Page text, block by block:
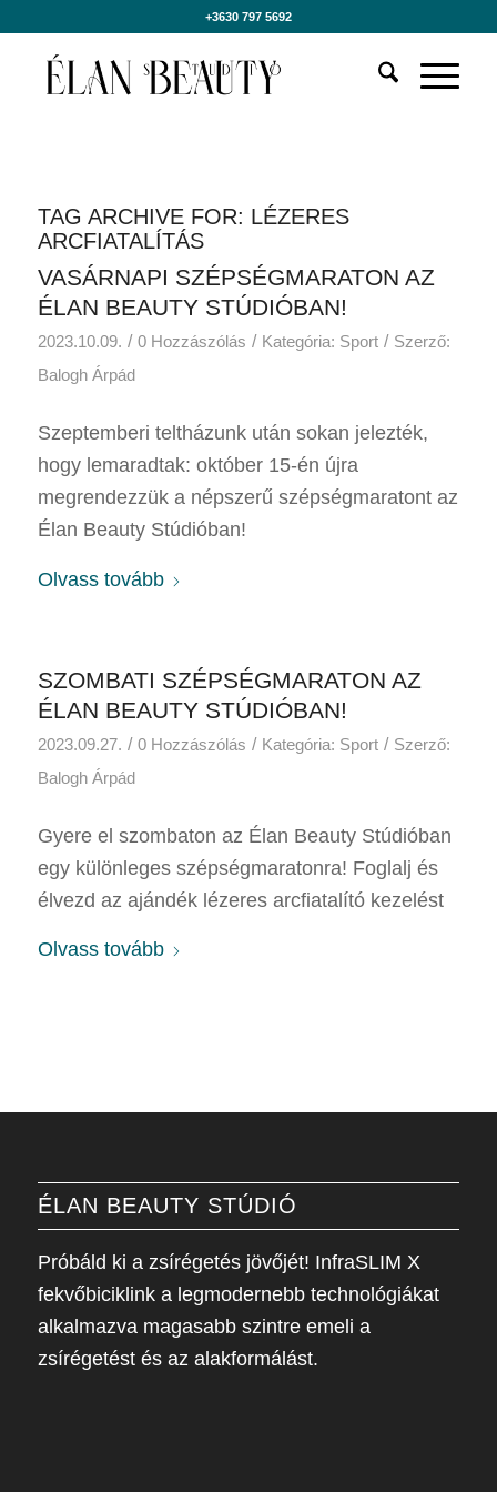
+3630 797 5692
TAG ARCHIVE FOR: LÉZERES
ARCFIATALÍTÁS
VASÁRNAPI SZÉPSÉGMARATON AZ
ÉLAN BEAUTY STÚDIÓBAN!
2023.10.09. / 0 Hozzászólás / Kategória: Sport / Szerző:
Balogh Árpád
Szeptemberi teltházunk után sokan jelezték,
hogy lemaradtak: október 15-én újra
megrendezzük a népszerű szépségmaratont az
Élan Beauty Stúdióban!
Olvass tovább
SZOMBATI SZÉPSÉGMARATON AZ
ÉLAN BEAUTY STÚDIÓBAN!
2023.09.27. / 0 Hozzászólás / Kategória: Sport / Szerző:
Balogh Árpád
Gyere el szombaton az Élan Beauty Stúdióban
egy különleges szépségmaratonra! Foglalj és
élvezd az ajándék lézeres arcfiatalító kezelést
Olvass tovább
ÉLAN BEAUTY STÚDIÓ
Próbáld ki a zsírégetés jövőjét! InfraSLIM X
fekvőbiciklink a legmodernebb technológiákat
alkalmazva magasabb szintre emeli a
zsírégetést és az alakformálást.